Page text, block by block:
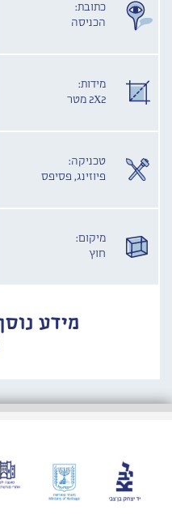
כתובת:
הכניסה
מידות:
2X2 מטר
טכניקה:
פיוזינג, פסיפס
מיקום:
חוץ
מידע